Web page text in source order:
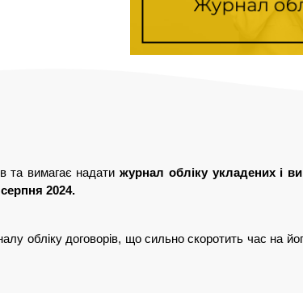
та вимагає надати журнал обліку укладених і
2024.
обліку договорів, що сильно скоротить час на